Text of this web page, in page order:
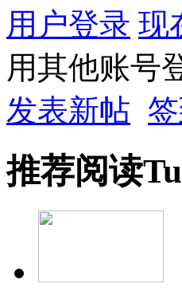
用户登录 现
用其他账号
发表新帖 签
推荐阅读